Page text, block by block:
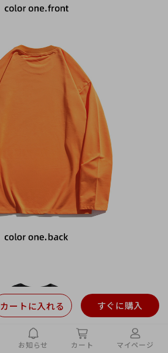
すぐに購入
カートに入れる
お知らせ カート マイページ